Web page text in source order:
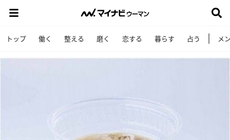
トップ 働く 整える 磨く 恋する 暮らす 占う メ